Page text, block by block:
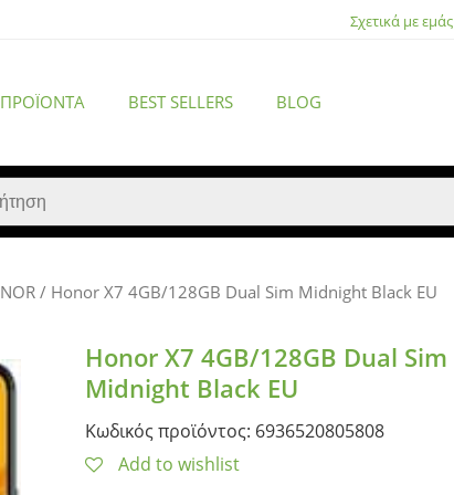
Σχετικά με εμάς
BEST SELLERS BLOG
ACCESSORIES
/ Honor X7 4GB/128GB Dual Sim Midnight Black EU
Honor X7 4GB/128GB Dual Sim
Midnight Black EU
Κωδικός προϊόντος: 6936520805808
Add to wishlist